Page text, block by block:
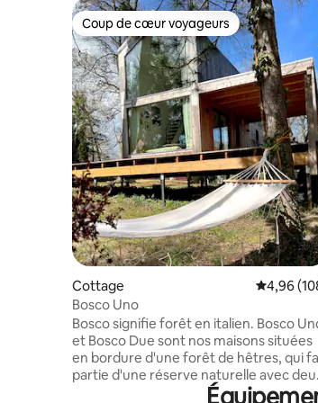
Coup de cœur voyageurs
Coup de cœur voyageurs
Cottage
4,96
Bosco Uno
Bosco signifie forêt en italien. Bosco
et Bosco Due sont nos maisons situées
en bordure d'une forêt de hêtres, qui
partie d'une réserve naturelle avec
lacs à la magnifique eau couleur